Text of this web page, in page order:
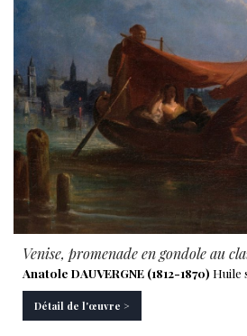
Venise, promenade en gondole au
Anatole DAUVERGNE (1812-1870) Huile
Détail de l'œuvre >